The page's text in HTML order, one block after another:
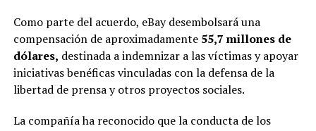
Como parte del acuerdo, eBay desembolsará una
compensación de aproximadamente 55,7 millones de
dólares, destinada a indemnizar a las víctimas y apoyar
iniciativas benéficas vinculadas con la defensa de la
libertad de prensa y otros proyectos sociales.
La compañía ha reconocido que la conducta de los